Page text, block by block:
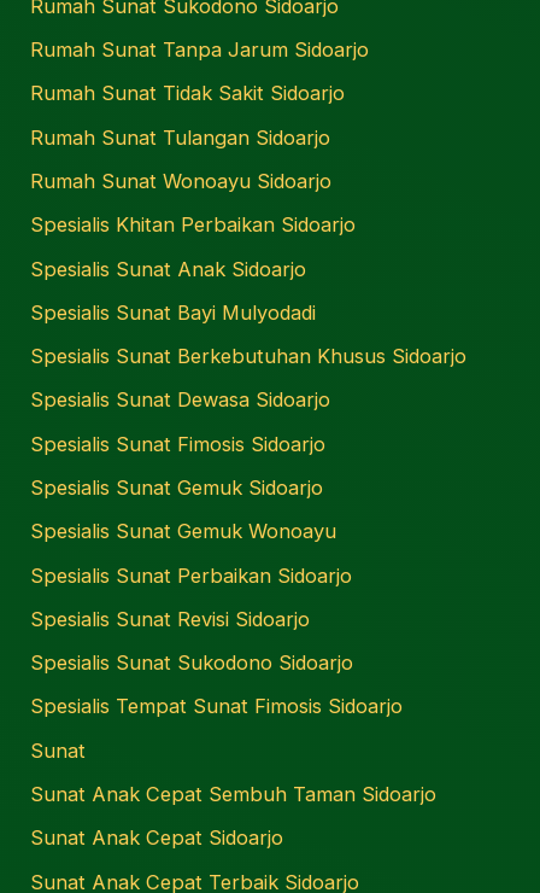
Rumah Sunat Sukodono Sidoarjo
Rumah Sunat Tanpa Jarum Sidoarjo
Rumah Sunat Tidak Sakit Sidoarjo
Rumah Sunat Tulangan Sidoarjo
Rumah Sunat Wonoayu Sidoarjo
Spesialis Khitan Perbaikan Sidoarjo
Spesialis Sunat Anak Sidoarjo
Spesialis Sunat Bayi Mulyodadi
Spesialis Sunat Berkebutuhan Khusus Sidoarjo
Spesialis Sunat Dewasa Sidoarjo
Spesialis Sunat Fimosis Sidoarjo
Spesialis Sunat Gemuk Sidoarjo
Spesialis Sunat Gemuk Wonoayu
Spesialis Sunat Perbaikan Sidoarjo
Spesialis Sunat Revisi Sidoarjo
Spesialis Sunat Sukodono Sidoarjo
Spesialis Tempat Sunat Fimosis Sidoarjo
Sunat
Sunat Anak Cepat Sembuh Taman Sidoarjo
Sunat Anak Cepat Sidoarjo
Sunat Anak Cepat Terbaik Sidoarjo